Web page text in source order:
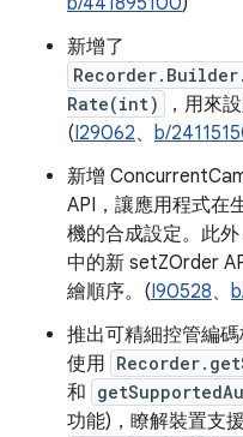
新增了
Rate(int)
，用來
(I29062、 b/
新增
API，讓應用程式在
機的合成設定。此
中的新 setZOrder
繪順序。(I90528、
推出可精細控管編
使用
和
功能)，瞭解裝置支